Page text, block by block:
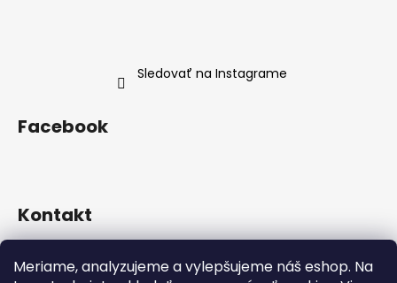
Meriame, analyzujeme a vylepšujeme náš eshop. Na
Sledovať na Instagrame
Facebook
Kontakt
+420 702 114 113